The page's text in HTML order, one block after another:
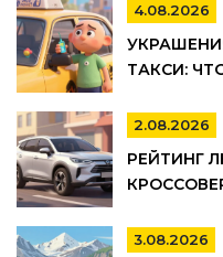
4.08.2026
ТАКСИ:
2.08.2026
РЕЙТИНГ
3.08.2026